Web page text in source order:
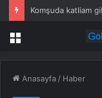
Komşuda katliam
Menü
Anasayfa / Haber